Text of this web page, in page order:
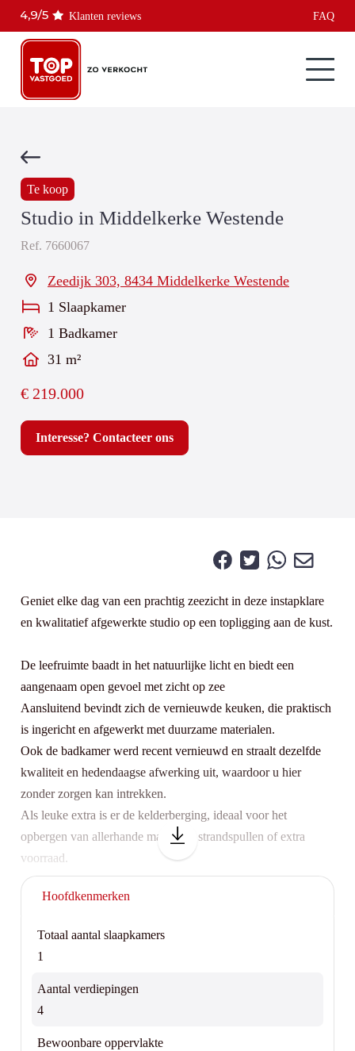
Klanten reviews FAQ
Te koop
Studio in Middelkerke Westende
Ref. 7660067
Zeedijk 303, 8434 Middelkerke Westende
1 Slaapkamer
1 Badkamer
31 m²
€ 219.000
Interesse? Contacteer ons
Geniet elke dag van een prachtig zeezicht in deze instapklare
en kwalitatief afgewerkte studio op een topligging aan de kust.
De leefruimte baadt in het natuurlijke licht en biedt een
aangenaam open gevoel met zicht op zee
Aansluitend bevindt zich de vernieuwde keuken, die praktisch
is ingericht en afgewerkt met duurzame materialen.
Ook de badkamer werd recent vernieuwd en straalt dezelfde
kwaliteit en hedendaagse afwerking uit, waardoor u hier
zonder zorgen kan intrekken.
Als leuke extra is er de kelderberging, ideaal voor het
opbergen van allerhande materiaal, strandspullen of extra
voorraad.
Deze studio is een uitstekende opportuniteit voor wie op zoek
gegeerde locatie aan zee
Beschikbaar bij akte!
Hoofdkenmerken
Totaal aantal slaapkamers
1
Aantal verdiepingen
4
Bewoonbare oppervlakte